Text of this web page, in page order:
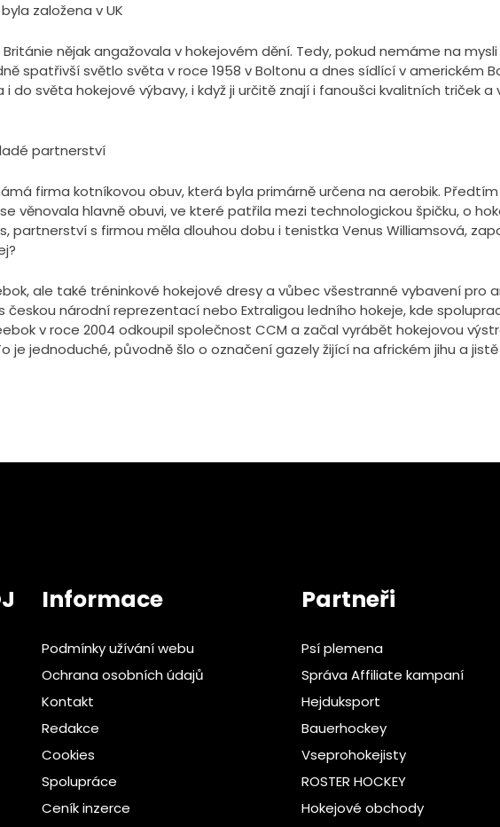
založena v UK
nějak angažovala v hokejovém dění. Tedy, pokud nemáme na
spatřivší světlo světa v roce 1958 v Boltonu a dnes sídlící v americkém
i do světa hokejové výbavy, i když ji určitě znají i fanoušci kvalitních triček
partnerství
firma kotníkovou obuv, která byla primárně určena na aerobik.
věnovala hlavně obuvi, ve které patřila mezi technologickou špičku, o
partnerství s firmou měla dlouhou dobu i tenistka Venus Williamsová,
ale také tréninkové hokejové dresy a vůbec všestranné vybavení pro
národní reprezentací nebo Extraligou ledního hokeje, kde
v roce 2004 odkoupil společnost CCM a začal vyrábět hokejovou
je jednoduché, původně šlo o označení gazely žijící na africkém jihu a
Informace
Podmínky užívání webu
Ochrana osobních údajů
Kontakt
Redakce
Cookies
Spolupráce
Ceník inzerce
Partneři
Psí plemena
Správa Affiliate kampaní
Hejduksport
Bauerhockey
Vseprohokejisty
ROSTER HOCKEY
Hokejové obchody